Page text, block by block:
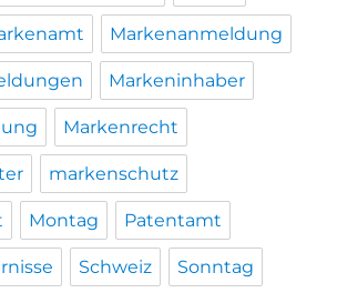
Markenanmeldung
Markeninhaber
Markenrecht
markenschutz
Montag Patentamt
Schweiz Sonntag